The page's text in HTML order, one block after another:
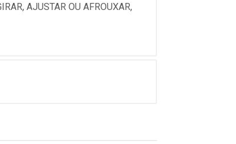
AJUSTAR OU AFROUXAR,